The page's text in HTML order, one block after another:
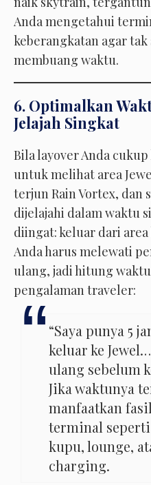
Anda mengetahui
keberangkatan agar
membuang waktu.
6. Optimalkan
Jelajah Singkat
Bila layover Anda
untuk melihat area
terjun Rain Vortex, dan
dijelajahi dalam waktu
diingat: keluar dari
Anda harus melewati
ulang, jadi hitung
pengalaman traveler:
“Saya punya 5
keluar ke
ulang sebelum
Jika waktunya
manfaatkan
terminal
kupu, lounge,
charging.